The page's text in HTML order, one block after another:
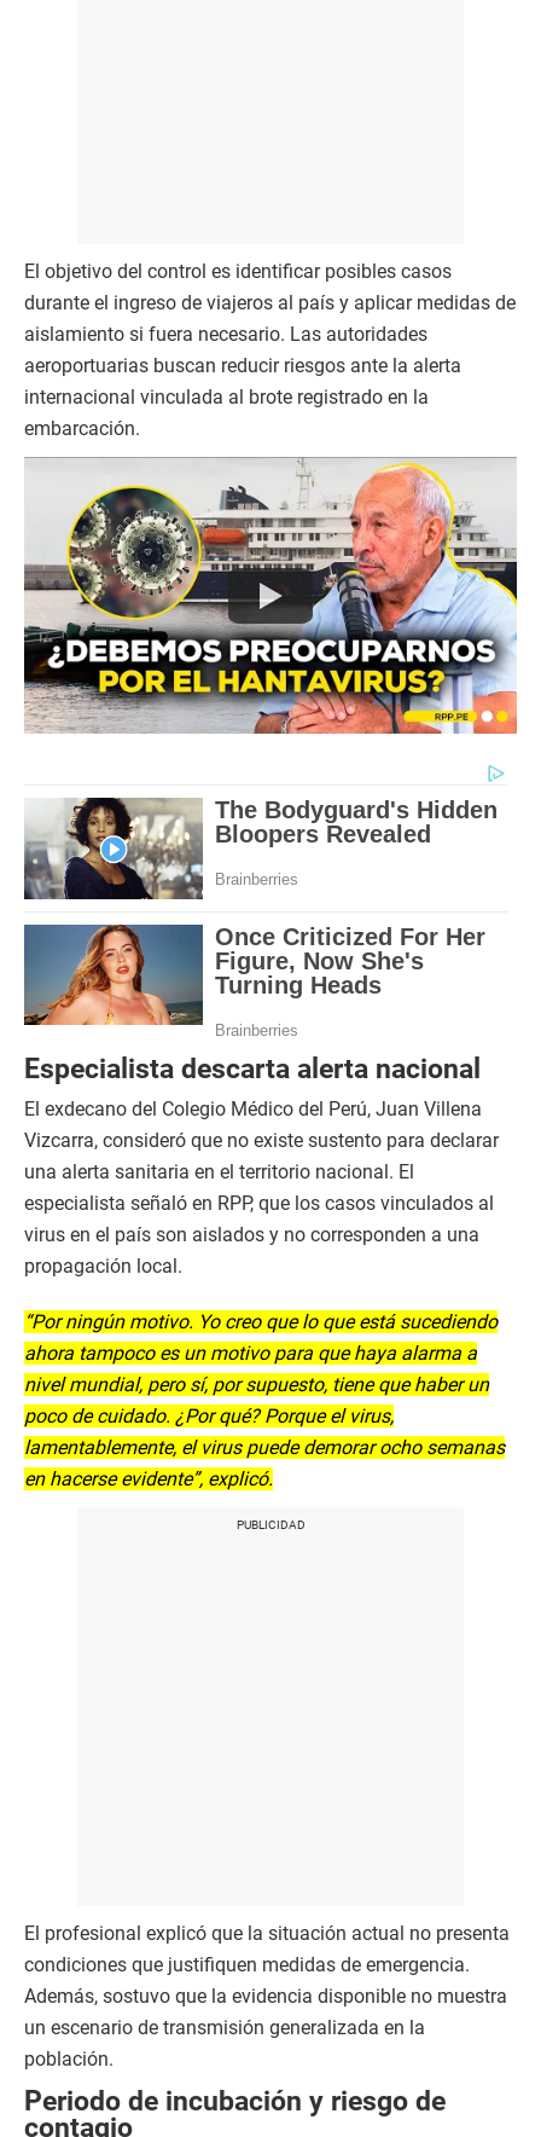
El objetivo del control es identificar posibles casos
durante el ingreso de viajeros al país y aplicar medidas de
aislamiento si fuera necesario. Las autoridades
aeroportuarias buscan reducir riesgos ante la alerta
internacional vinculada al brote registrado en la
embarcación.
Especialista descarta alerta nacional
El exdecano del Colegio Médico del Perú, Juan Villena
Vizcarra, consideró que no existe sustento para declarar
una alerta sanitaria en el territorio nacional. El
especialista señaló en RPP, que los casos vinculados al
virus en el país son aislados y no corresponden a una
propagación local.
“Por ningún motivo. Yo creo que lo que está sucediendo
ahora tampoco es un motivo para que haya alarma a
nivel mundial, pero sí, por supuesto, tiene que haber un
poco de cuidado. ¿Por qué? Porque el virus,
lamentablemente, el virus puede demorar ocho semanas
en hacerse evidente”, explicó.
El profesional explicó que la situación actual no presenta
condiciones que justifiquen medidas de emergencia.
Además, sostuvo que la evidencia disponible no muestra
un escenario de transmisión generalizada en la
población.
Periodo de incubación y riesgo de
contagio